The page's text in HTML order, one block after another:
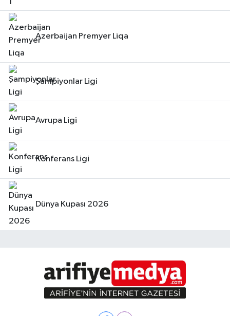
Azerbaijan Premyer Liqa
Şampiyonlar Ligi
Avrupa Ligi
Konferans Ligi
Dünya Kupası 2026